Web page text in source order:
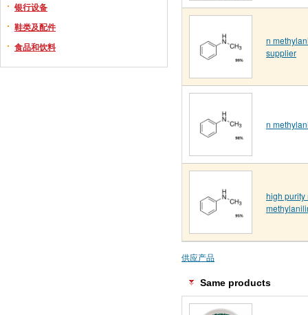
银行设备
鞋类及配件
食品和饮料
n
supplier
n
high purity
供应产品
Same products